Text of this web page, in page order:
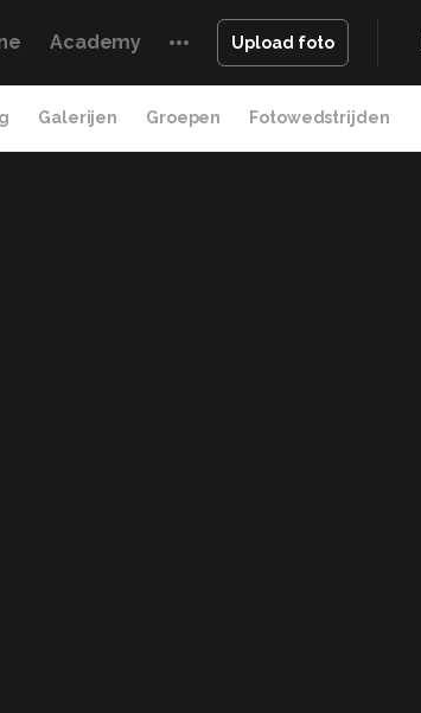
Academy Upload foto
Galerijen Groepen Fotowedstrijden